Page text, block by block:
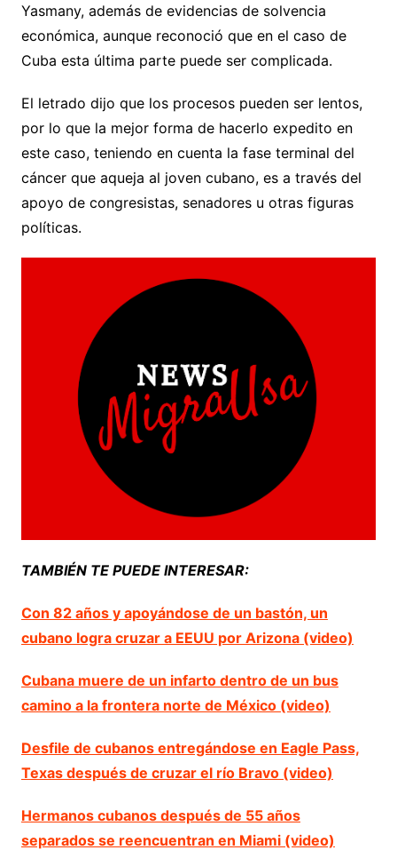
Yasmany, además de evidencias de solvencia
económica, aunque reconoció que en el caso de
Cuba esta última parte puede ser complicada.
El letrado dijo que los procesos pueden ser lentos,
por lo que la mejor forma de hacerlo expedito en
este caso, teniendo en cuenta la fase terminal del
cáncer que aqueja al joven cubano, es a través del
apoyo de congresistas, senadores u otras figuras
políticas.
TAMBIÉN TE PUEDE INTERESAR:
Con 82 años y apoyándose de un bastón, un
cubano logra cruzar a EEUU por Arizona (video)
Cubana muere de un infarto dentro de un bus
camino a la frontera norte de México (video)
Desfile de cubanos entregándose en Eagle Pass,
Texas después de cruzar el río Bravo (video)
Hermanos cubanos después de 55 años
separados se reencuentran en Miami (video)